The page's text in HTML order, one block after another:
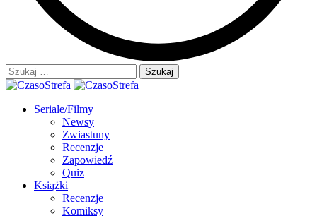
Szukaj:
Seriale/Filmy
Newsy
Zwiastuny
Recenzje
Zapowiedź
Quiz
Książki
Recenzje
Komiksy